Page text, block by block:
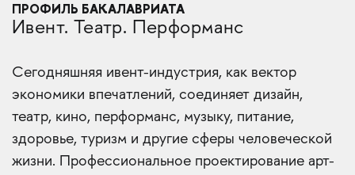
ПРОФИЛЬ БАКАЛАВРИАТА
Ивент. Театр. Перформанс
Сегодняшняя ивент-индустрия, как вектор
экономики впечатлений, соединяет дизайн,
театр, кино, перформанс, музыку, питание,
здоровье, туризм и другие сферы человеческой
жизни. Профессиональное проектирование арт-